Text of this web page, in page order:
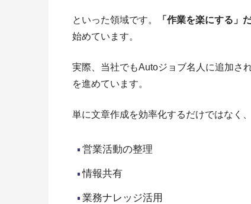
といった領域です。 「作業を楽にする」
始めています。
実際、当社でもAutoジョブ名人に追加さ
を進めています。
単に文章作成を効率化するだけではなく、
営業活動の整理
情報共有
業務ナレッジ活用